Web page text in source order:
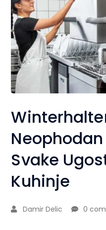
Svake
Kuhinje
Damir Delic 0